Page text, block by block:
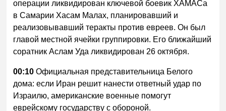
операции ликвидирован ключевой боевик ХАМАСа
в Самарии Хасам Малах, планировавший и
реализовывавший теракты против евреев. Он был
главой местной ячейки группировки. Его ближайший
соратник Аслам Уда ликвидирован 26 октября.
00:10 Официальная представительница Белого
дома: если Иран решит нанести ответный удар по
Израилю, американские военные помогут
еврейскому государству с обороной.